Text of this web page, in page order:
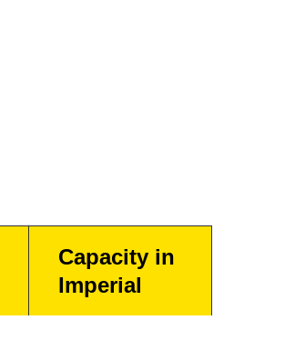
Capacity in
Imperial